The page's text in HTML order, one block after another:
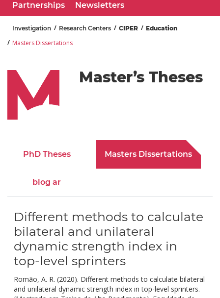
Partnerships Newsletters
Investigation Research Centers CIPER Education
Masters Dissertations
Master’s Theses
PhD Theses Masters Dissertations
blog ar
Different methods to calculate
bilateral and unilateral
dynamic strength index in
top-level sprinters
Romão, A. R. (2020). Different methods to calculate bilateral
and unilateral dynamic strength index in top-level sprinters.